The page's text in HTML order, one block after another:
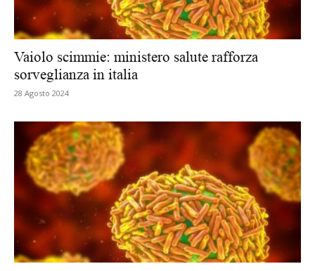
Vaiolo scimmie: ministero salute rafforza
sorveglianza in italia
28 Agosto 2024